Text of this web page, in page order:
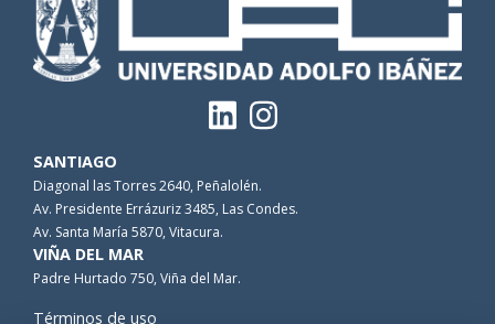
SANTIAGO
Diagonal las Torres 2640, Peñalolén.
Av. Presidente Errázuriz 3485, Las Condes.
Av. Santa María 5870, Vitacura.
VIÑA DEL MAR
Padre Hurtado 750, Viña del Mar.
Términos de uso